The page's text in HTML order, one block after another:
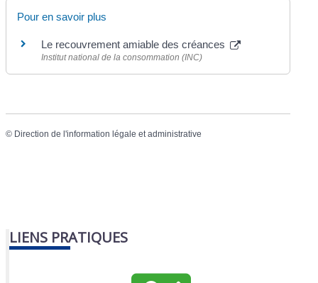
Pour en savoir plus
Le recouvrement amiable des créances
Institut national de la consommation (INC)
© Direction de l'information légale et administrative
LIENS PRATIQUES